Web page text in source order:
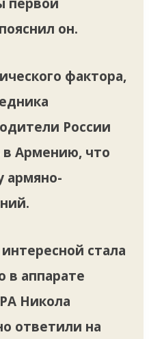
он.
фактора,
России
в Армению, что
армяно-
стала
в аппарате
Никола
ответили на